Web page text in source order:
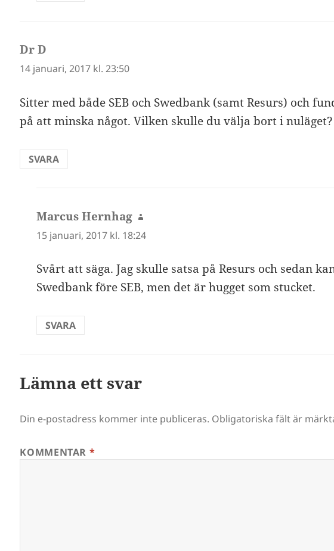
Dr D
14 januari, 2017 kl. 23:50
Sitter med både SEB och Swedbank (samt Resurs) och
på att minska något. Vilken skulle du välja bort i nuläget?
SVARA
Marcus Hernhag skriver:
15 januari, 2017 kl. 18:24
Svårt att säga. Jag skulle satsa på Resurs och sedan
Swedbank före SEB, men det är hugget som stucket.
SVARA
Lämna ett svar
Din e-postadress kommer inte publiceras. Obligatoriska fält är
KOMMENTAR *